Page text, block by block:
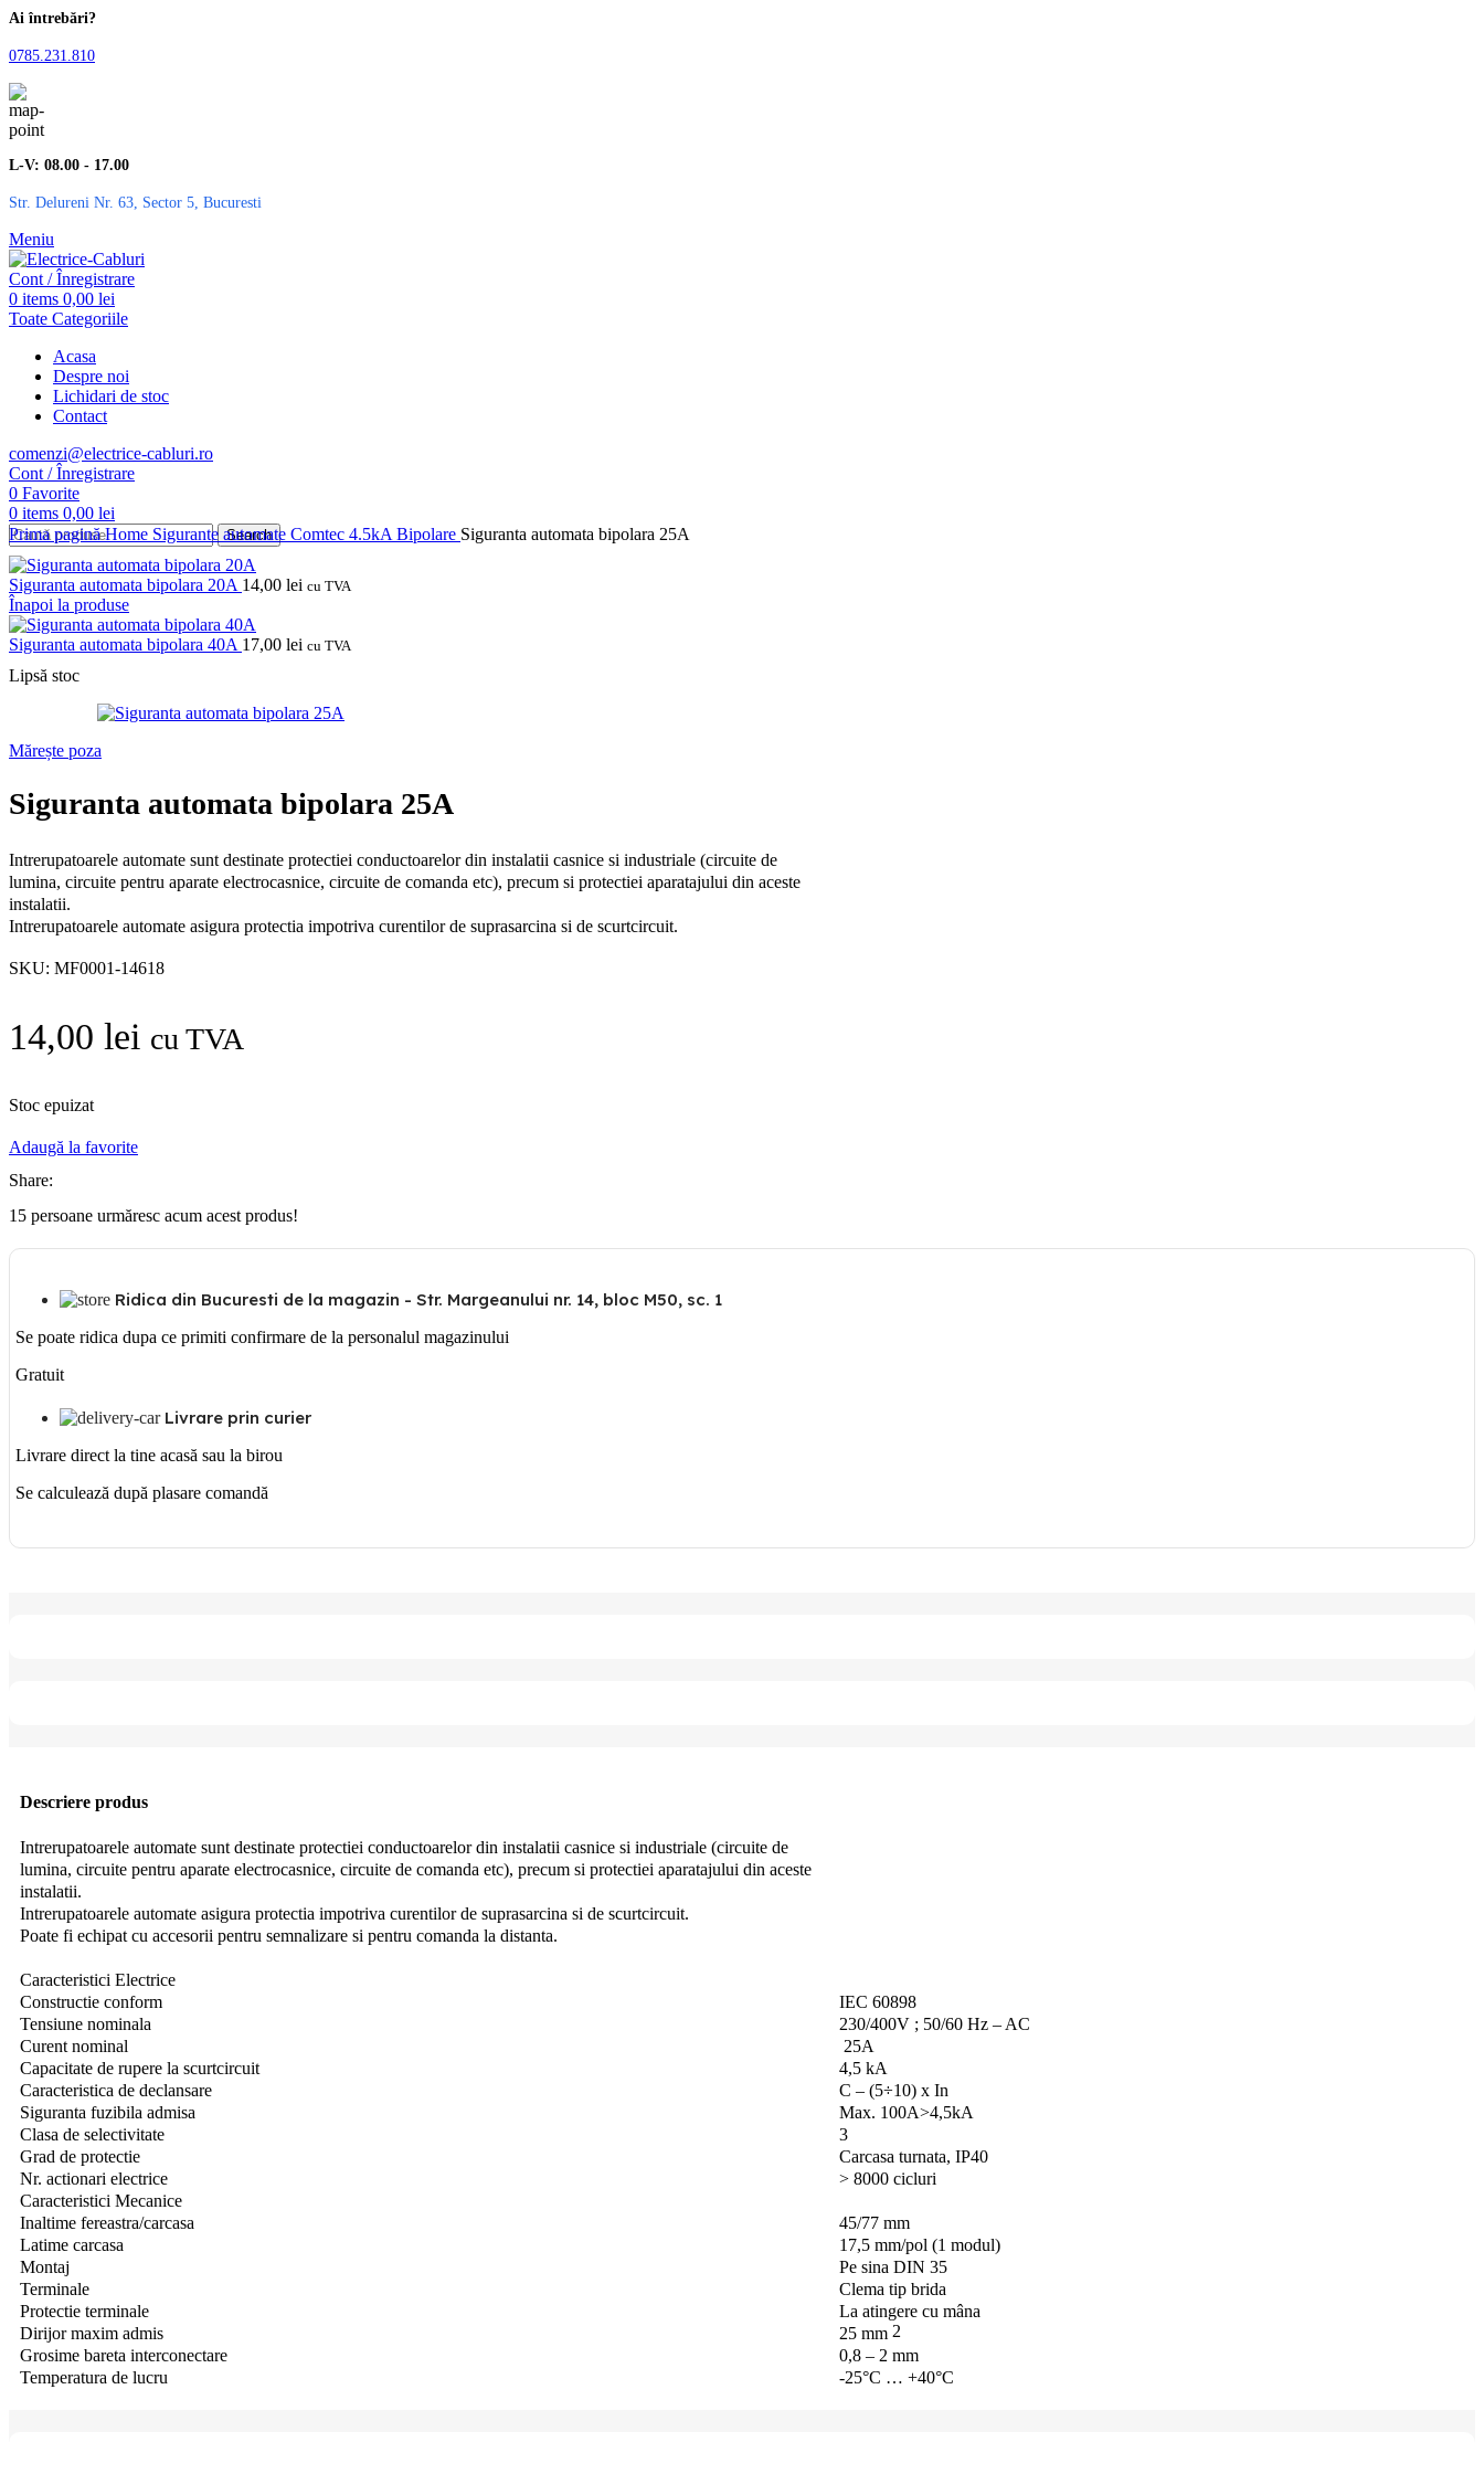
Ai întrebări?
0785.231.810
L-V: 08.00 - 17.00
Str. Delureni Nr. 63, Sector 5, Bucuresti
Meniu
Cont / Înregistrare
0 items 0,00 lei
Toate Categoriile
Acasa
Despre noi
Lichidari de stoc
Contact
comenzi@electrice-cabluri.ro
Cont / Înregistrare
0 Favorite
0 items 0,00 lei
Search
Prima paginăHome Sigurante automate Comtec 4.5kA Bipolare Siguranta automata bipolara 25A
Siguranta automata bipolara 20A 14,00 lei cu TVA
Înapoi la produse
Siguranta automata bipolara 40A 17,00 lei cu TVA
Lipsă stoc
Mărește poza
Siguranta automata bipolara 25A
Intrerupatoarele automate sunt destinate protectiei conductoarelor din instalatii casnice si industriale (circuite de
lumina, circuite pentru aparate electrocasnice, circuite de comanda etc), precum si protectiei aparatajului din aceste
instalatii.
Intrerupatoarele automate asigura protectia impotriva curentilor de suprasarcina si de scurtcircuit.
SKU: MF0001-14618
14,00 lei cu TVA
Stoc epuizat
Adaugă la favorite
Share:
15 persoane urmăresc acum acest produs!
Ridica din Bucuresti de la magazin - Str. Margeanului nr. 14, bloc M50, sc. 1
Se poate ridica dupa ce primiti confirmare de la personalul magazinului
Gratuit
Livrare prin curier
Livrare direct la tine acasă sau la birou
Se calculează după plasare comandă
Descriere produs
Intrerupatoarele automate sunt destinate protectiei conductoarelor din instalatii casnice si industriale (circuite de
lumina, circuite pentru aparate electrocasnice, circuite de comanda etc), precum si protectiei aparatajului din aceste
instalatii.
Intrerupatoarele automate asigura protectia impotriva curentilor de suprasarcina si de scurtcircuit.
Poate fi echipat cu accesorii pentru semnalizare si pentru comanda la distanta.
Caracteristici Electrice
Constructie conform
IEC 60898
Tensiune nominala
230/400V ; 50/60 Hz – AC
Curent nominal
25A
Capacitate de rupere la scurtcircuit
4,5 kA
Caracteristica de declansare
C – (5÷10) x In
Siguranta fuzibila admisa
Max. 100A>4,5kA
Clasa de selectivitate
3
Grad de protectie
Carcasa turnata, IP40
Nr. actionari electrice
> 8000 cicluri
Caracteristici Mecanice
Inaltime fereastra/carcasa
45/77 mm
Latime carcasa
17,5 mm/pol (1 modul)
Montaj
Pe sina DIN 35
Terminale
Clema tip brida
Protectie terminale
La atingere cu mâna
Dirijor maxim admis
25 mm 2
Grosime bareta interconectare
0,8 – 2 mm
Temperatura de lucru
-25°C … +40°C